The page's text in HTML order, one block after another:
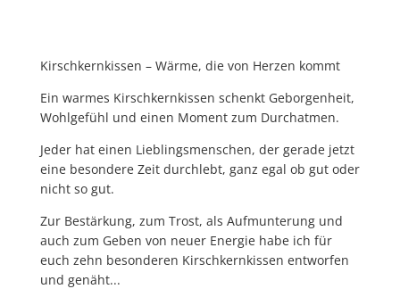
Kirschkernkissen – Wärme, die von Herzen kommt
Ein warmes Kirschkernkissen schenkt Geborgenheit,
Wohlgefühl und einen Moment zum Durchatmen.
Jeder hat einen Lieblingsmenschen, der gerade jetzt
eine besondere Zeit durchlebt, ganz egal ob gut oder
nicht so gut.
Zur Bestärkung, zum Trost, als Aufmunterung und
auch zum Geben von neuer Energiehabe ich für
euch zehn besonderen Kirschkernkissen entworfen
und genäht...